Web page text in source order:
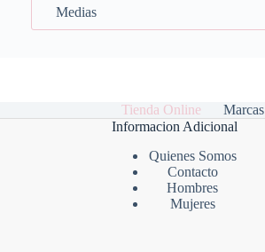
Medias
Tienda Online
Marcas
Informacion Adicional
Quienes Somos
Contacto
Hombres
Mujeres